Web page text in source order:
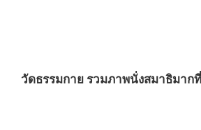
วัดธรรมกาย รวมภาพนั่งสมาธิมาก